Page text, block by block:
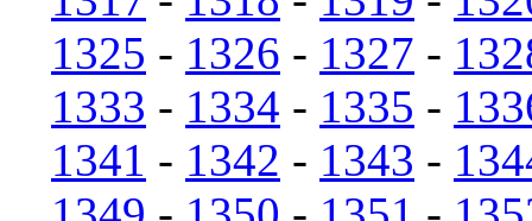
1325 - 1326 - 1327 -
1333 - 1334 - 1335 -
1341 - 1342 - 1343 -